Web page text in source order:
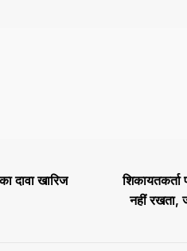
दावा खारिज
नहीं रखता,